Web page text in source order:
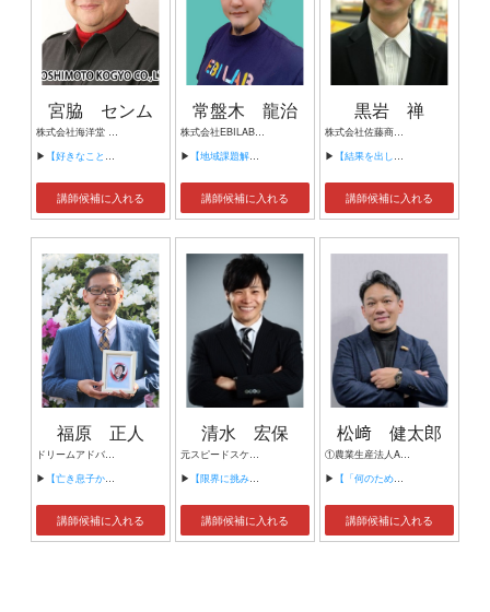
宮脇 センム
株式会社海洋堂 取締役専務
▶ 【好きなことだけで生き抜く力】
講師候補に入れる
常盤木 龍治
株式会社EBILAB 最高戦略責任者・最高技術責任者・Evangelist
▶ 【地域課題解決からみた効果的なテクノロジーへの取り組み方と実践方法】
講師候補に入れる
黒岩 禅
株式会社佐藤商会 執行役員
▶ 【結果を出しながら人を育てる上司の魔法】
講師候補に入れる
福原 正人
ドリームアドバイザー（講演家） 予祝講師 社会福祉士 障害者相談支援専門員 国家資格キャリアコンサルタント ２級ファイナンシャル・プランニング技能士 社会福祉法人TRUSTこころ 理事 社会福祉法人加古川市社会福祉協議会 相談員 一般社団法人こころ 外部アドバイザー 家庭教師
▶ 【亡き息子から導かれた生き方と夢の叶え方】
講師候補に入れる
清水 宏保
元スピードスケート選手
▶ 【限界に挑み続けて～清水流！プレッシャーを味方にする心の持ち方～】
講師候補に入れる
松﨑 健太郎
①農業生産法人APJ株式会社 代表取締役 ②一般社団法人PEANUTS HUB AIZU 代表理事 ③合同会社ジョイフルワーク喜多方 事務局長 ④ふくしま6次化サポートセンター：6次化イノベーター ⑤福島県保証協会：専門家 ⑥ふくしまみらいチャレンジプロジェクト：専門家
▶ 【「何のために経営しているのか」を社員と共に問いかけ続けて】
講師候補に入れる